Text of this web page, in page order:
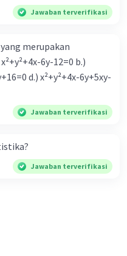
Jawaban terverifikasi
merupakan
d.) x²+y²+4x-6y+5xy-
Jawaban terverifikasi
Jawaban terverifikasi